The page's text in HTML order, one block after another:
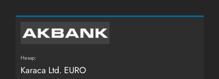
Hesap:
Karaca Ltd. EURO